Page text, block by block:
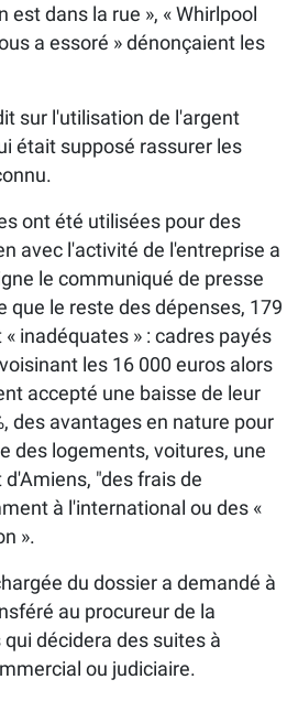
est dans la rue », « Whirlpool
a essoré » dénonçaient les
sur l'utilisation de l'argent
était supposé rassurer les
ont été utilisées pour des
avec l'activité de l'entreprise a
le communiqué de presse
que le reste des dépenses, 179
inadéquates » : cadres payés
les 16 000 euros alors
accepté une baisse de leur
des avantages en nature pour
des logements, voitures, une
"des frais de
à l'international ou des «
».
du dossier a demandé à
au procureur de la
décidera des suites à
ou judiciaire.